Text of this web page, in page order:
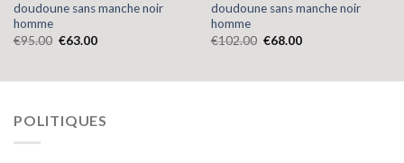
doudoune sans manche noir
homme
€95.00 €63.00
doudoune sans manche noir
homme
€102.00 €68.00
POLITIQUES